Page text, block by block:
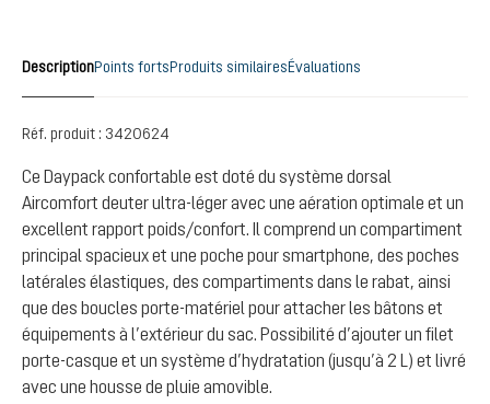
DescriptionPoints fortsProduits similairesÉvaluations
Réf. produit : 3420624
Ce Daypack confortable est doté du système dorsal
Aircomfort deuter ultra-léger avec une aération optimale et un
excellent rapport poids/confort. Il comprend un compartiment
principal spacieux et une poche pour smartphone, des poches
latérales élastiques, des compartiments dans le rabat, ainsi
que des boucles porte-matériel pour attacher les bâtons et
équipements à l’extérieur du sac. Possibilité d’ajouter un filet
porte-casque et un système d’hydratation (jusqu’à 2 L) et livré
avec une housse de pluie amovible.